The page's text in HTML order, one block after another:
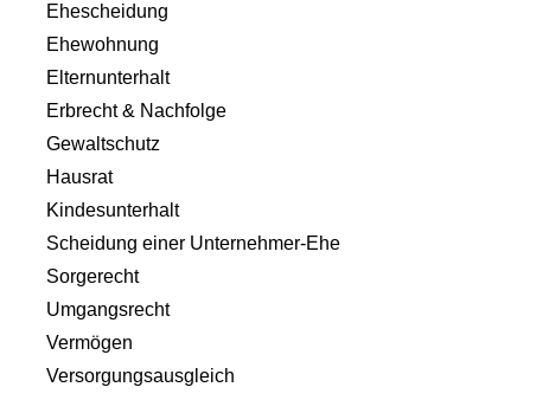
Ehescheidung
Ehewohnung
Elternunterhalt
Erbrecht & Nachfolge
Gewaltschutz
Hausrat
Kindesunterhalt
Scheidung einer Unternehmer-Ehe
Sorgerecht
Umgangsrecht
Vermögen
Versorgungsausgleich